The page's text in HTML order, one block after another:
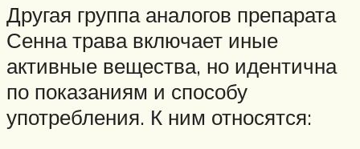
Другая группа аналогов препарата
Сенна трава включает иные
активные вещества, но идентична
по показаниям и способу
употребления. К ним относятся: